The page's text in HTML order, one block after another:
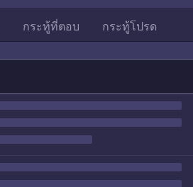
กระทู้ที่ตอบ กระทู้โปรด